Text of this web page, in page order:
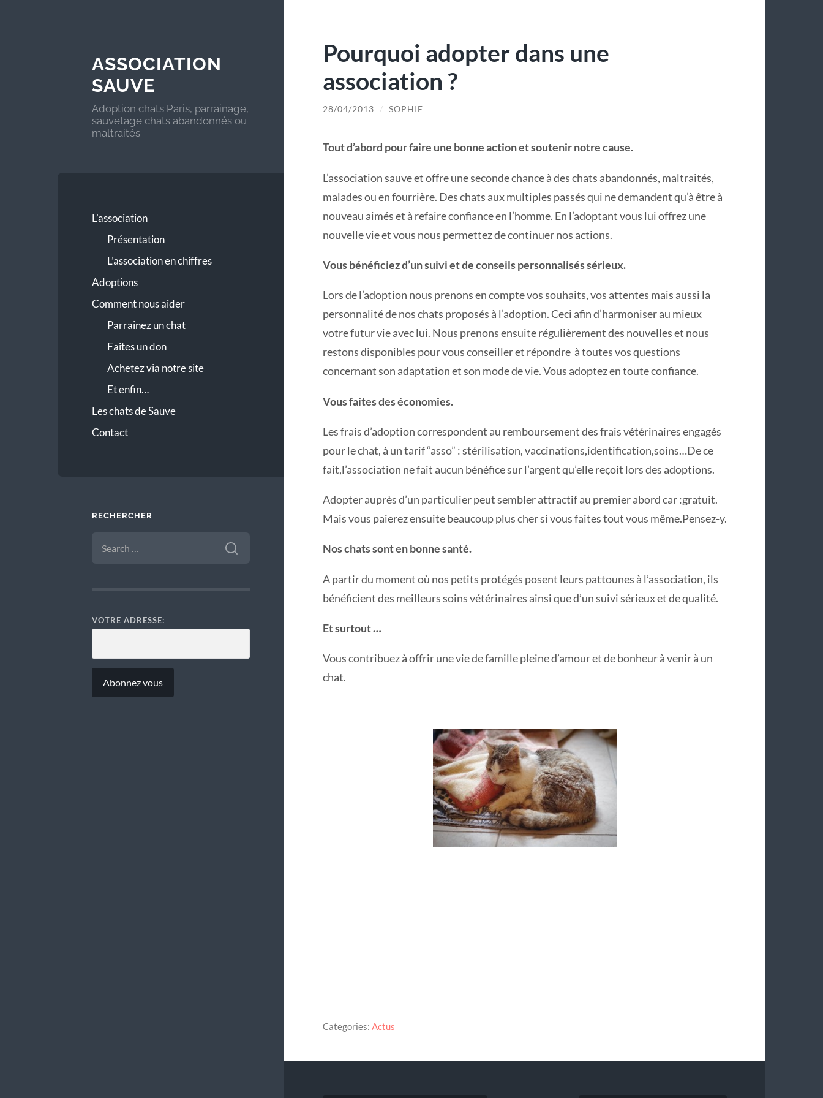
ASSOCIATION
SAUVE
Adoption chats Paris, parrainage,
sauvetage chats abandonnés ou
maltraités
L’association
Présentation
L’association en chiffres
Adoptions
Comment nous aider
Parrainez un chat
Faites un don
Achetez via notre site
Et enfin…
Les chats de Sauve
Contact
RECHERCHER
FOR:
VOTRE ADRESSE:
Pourquoi adopter dans une
association ?
28/04/2013 / SOPHIE
Tout d’abord pour faire une bonne action et soutenir notre cause.
L’association sauve et offre une seconde chance à des chats abandonnés, maltraités,
malades ou en fourrière. Des chats aux multiples passés qui ne demandent qu’à être à
nouveau aimés et à refaire confiance en l’homme. En l’adoptant vous lui offrez une
nouvelle vie et vous nous permettez de continuer nos actions.
Vous bénéficiez d’un suivi et de conseils personnalisés sérieux.
Lors de l’adoption nous prenons en compte vos souhaits, vos attentes mais aussi la
personnalité de nos chats proposés à l’adoption. Ceci afin d’harmoniser au mieux
votre futur vie avec lui. Nous prenons ensuite régulièrement des nouvelles et nous
restons disponibles pour vous conseiller et répondre à toutes vos questions
concernant son adaptation et son mode de vie. Vous adoptez en toute confiance.
Vous faites des économies.
Les frais d’adoption correspondent au remboursement des frais vétérinaires engagés
pour le chat, à un tarif “asso” : stérilisation, vaccinations,identification,soins…De ce
fait,l’association ne fait aucun bénéfice sur l’argent qu’elle reçoit lors des adoptions.
Adopter auprès d’un particulier peut sembler attractif au premier abord car :gratuit.
Mais vous paierez ensuite beaucoup plus cher si vous faites tout vous même.Pensez-y.
Nos chats sont en bonne santé.
A partir du moment où nos petits protégés posent leurs pattounes à l’association, ils
bénéficient des meilleurs soins vétérinaires ainsi que d’un suivi sérieux et de qualité.
Et surtout …
Vous contribuez à offrir une vie de famille pleine d’amour et de bonheur à venir à un
chat.
Categories: Actus